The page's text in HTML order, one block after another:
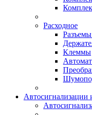
Расходное
Клеммы
Автосигнализации